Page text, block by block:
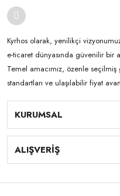
Kyrhos olarak, yenilikçi
e-ticaret dünyasında güvenilir bir
Temel amacımız, özenle
standartları ve ulaşılabilir fiyat
KURUMSAL
ALIŞVERİŞ